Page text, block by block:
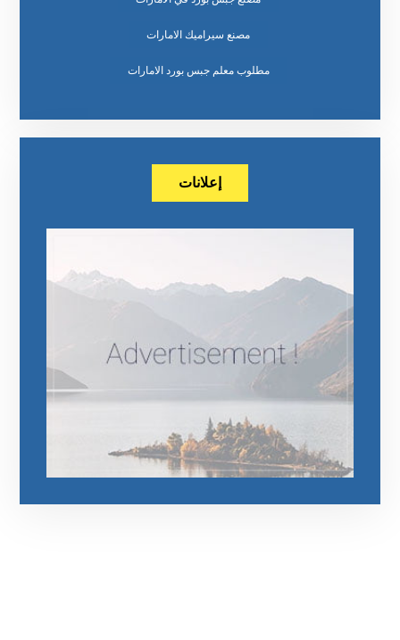
مصنع سيراميك الامارات
مطلوب معلم جبس بورد الامارات
إعلانات